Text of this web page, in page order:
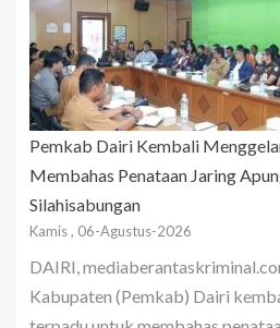
Pemkab Dairi Kembali
Membahas Penataan Jaring
Silahisabungan
Kamis , 06-Agustus-2026
DAIRI,
Kabupaten (Pemkab) Dairi